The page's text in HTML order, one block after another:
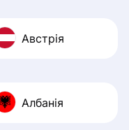
Австрія
Албанія